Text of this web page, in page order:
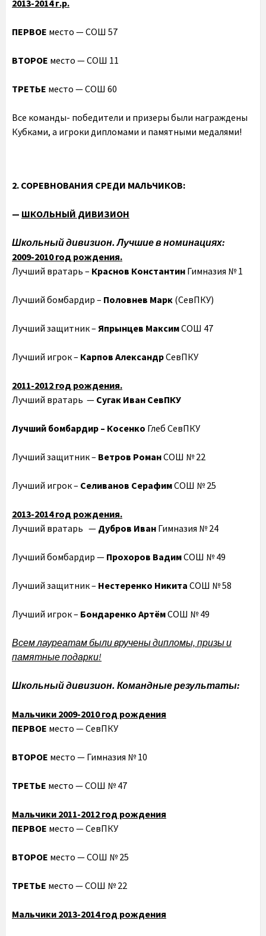
2013-2014 г.р.
ПЕРВОЕ место — СОШ 57
ВТОРОЕ место — СОШ 11
ТРЕТЬЕ место — СОШ 60
Все команды- победители и призеры были награждены
Кубками, а игроки дипломами и памятными медалями!
2. СОРЕВНОВАНИЯ СРЕДИ МАЛЬЧИКОВ:
— ШКОЛЬНЫЙ ДИВИЗИОН
Школьный дивизион. Лучшие в номинациях:
2009-2010 год рождения.
Лучший вратарь – Краснов Константин Гимназия № 1
Лучший бомбардир – Половнев Марк (СевПКУ)
Лучший защитник – Япрынцев МаксимСОШ 47
Лучший игрок – Карпов АлександрСевПКУ
2011-2012 год рождения.
Лучший вратарь — Сугак Иван СевПКУ
Лучший бомбардир – Косенко Глеб СевПКУ
Лучший защитник – Ветров РоманСОШ № 22
Лучший игрок – Селиванов СерафимСОШ № 25
2013-2014 год рождения.
Лучший вратарь — Дубров Иван Гимназия № 24
Лучший бомбардир — Прохоров ВадимСOШ № 49
Лучший защитник – Нестеренко Никита СОШ № 58
Лучший игрок – Бондаренко АртёмСОШ № 49
Всем лауреатам были вручены дипломы, призы и
памятные подарки!
Школьный дивизион. Командные результаты:
Мальчики ‎2009-2010 год рождения
ПЕРВОЕ место — СевПКУ
ВТОРОЕ место — Гимназия № 10
ТРЕТЬЕ место — СОШ № 47
Мальчики ‎2011-2012 год рождения
ПЕРВОЕ место — СевПКУ
ВТОРОЕ место — СОШ № 25
ТРЕТЬЕ место — СОШ № 22
Мальчики ‎2013-2014 год рождения